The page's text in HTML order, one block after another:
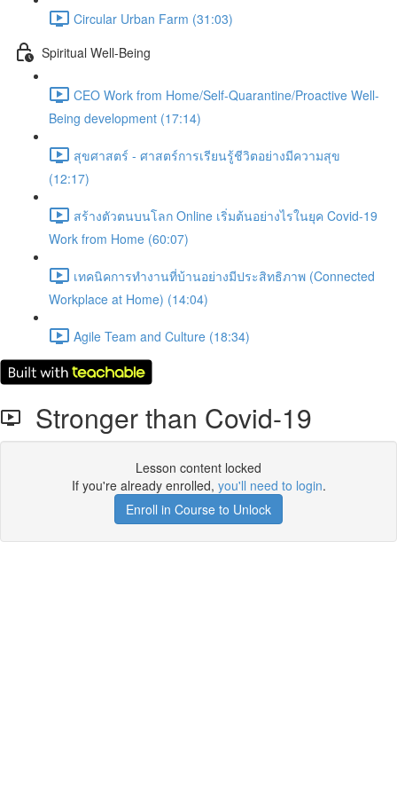
Circular Urban Farm (31:03)
Spiritual Well-Being
CEO Work from Home/Self-Quarantine/Proactive Well-
Being development (17:14)
สุขศาสตร์ - ศาสตร์การเรียนรู้ชีวิตอย่างมีความสุข
(12:17)
สร้างตัวตนบนโลก Online เริ่มต้นอย่างไรในยุค Covid-19
Work from Home (60:07)
เทคนิคการทำงานที่บ้านอย่างมีประสิทธิภาพ (Connected
Workplace at Home) (14:04)
Agile Team and Culture (18:34)
Stronger than Covid-19
Lesson content locked
If you're already enrolled, you'll need to login.
Enroll in Course to Unlock